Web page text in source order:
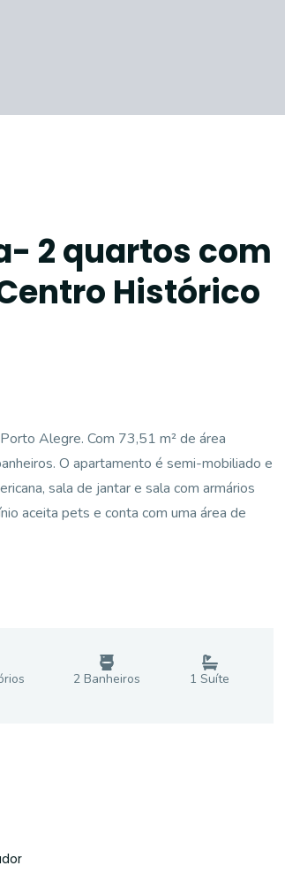
2 quartos com
Histórico
Alegre. Com 73,51 m² de área
O apartamento é semi-mobiliado e
sala de jantar e sala com armários
aceita pets e conta com uma área de
s 2 Banheiros 1 Suíte